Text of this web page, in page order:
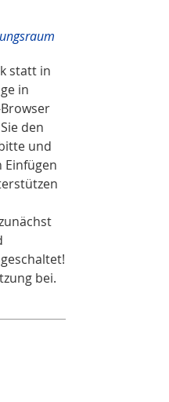
statt in
in
den
und
bei.